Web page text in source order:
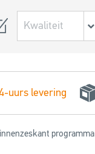
uurs levering
programma